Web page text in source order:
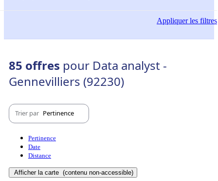
Appliquerles filtres
85 offres pour Data analyst -
Gennevilliers (92230)
Trier par Pertinence
Pertinence
Date
Distance
Afficher la carte (contenu non-accessible)